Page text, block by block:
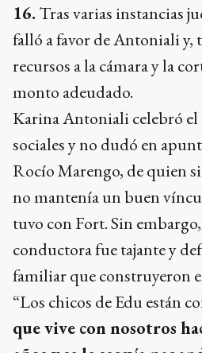
16. Tras varias instancias
falló a favor de Antoniali y,
recursos a la cámara y la
monto adeudado.
Karina Antoniali celebró el
sociales y no dudó en
Rocío Marengo, de quien
no mantenía un buen
tuvo con Fort. Sin
conductora fue tajante y
familiar que construyeron
“Los chicos de Edu están
que vive con nosotros